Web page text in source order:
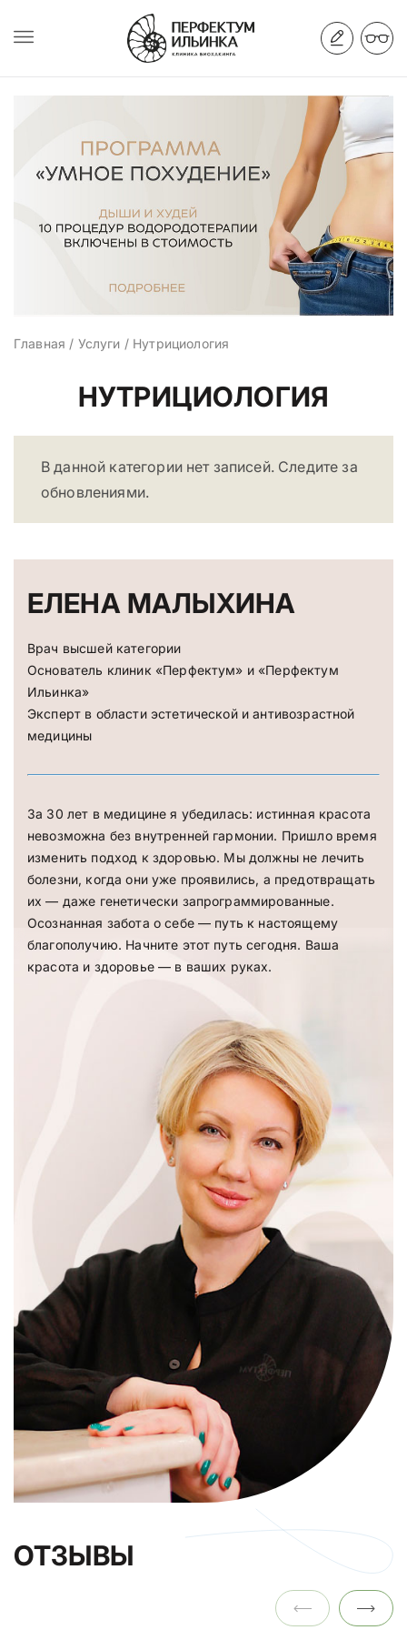
Главная / Услуги / Нутрициология
НУТРИЦИОЛОГИЯ
В данной категории нет записей. Следите за
обновлениями.
ЕЛЕНА МАЛЫХИНА
Врач высшей категории
Основатель клиник «Перфектум» и «Перфектум
Ильинка»
Эксперт в области эстетической и антивозрастной
медицины
За 30 лет в медицине я убедилась: истинная красота
невозможна без внутренней гармонии. Пришло время
изменить подход к здоровью. Мы должны не лечить
болезни, когда они уже проявились, а предотвращать
их — даже генетически запрограммированные.
Осознанная забота о себе — путь к настоящему
благополучию. Начните этот путь сегодня. Ваша
красота и здоровье — в ваших руках.
ОТЗЫВЫ